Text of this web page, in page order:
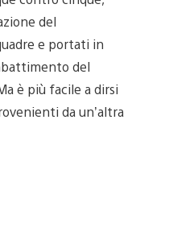
del
e portati in
del
è più facile a dirsi
da un’altra